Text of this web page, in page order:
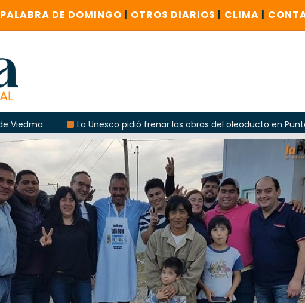
PALABRA DE DOMINGO | OTROS DIARIOS | CLIMA |
La Unesco pidió frenar las obras del oleoducto en Punta Colorada